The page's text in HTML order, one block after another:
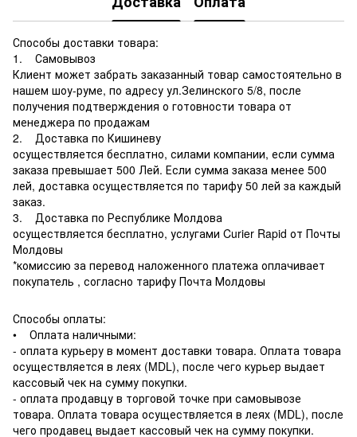
Способы доставки товара:
1. Самовывоз
Клиент может забрать заказанный товар самостоятельно в
нашем шоу-руме, по адресу ул.Зелинского 5/8, после
получения подтверждения о готовности товара от
менеджера по продажам
2. Доставка по Кишиневу
осуществляется бесплатно, силами компании, если сумма
заказа превышает 500 Лей. Если сумма заказа менее 500
лей, доставка осуществляется по тарифу 50 лей за каждый
заказ.
3. Доставка по Республике Молдова
осуществляется бесплатно, услугами Curier Rapid от Почты
Молдовы
*комиссию за перевод наложенного платежа оплачивает
покупатель , согласно тарифу Почта Молдовы
Способы оплаты:
• Оплата наличными:
- оплата курьеру в момент доставки товара. Оплата товара
осуществляется в леях (MDL), после чего курьер выдает
кассовый чек на сумму покупки.
- оплата продавцу в торговой точке при самовывозе
товара. Оплата товара осуществляется в леях (MDL), после
чего продавец выдает кассовый чек на сумму покупки.